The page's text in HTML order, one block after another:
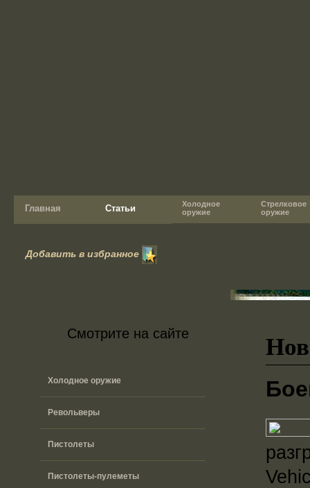
Главная Статьи
Холодное
оружие
Стрелковое
оружие
Добавить в избранное
Смотрите на сайте
Холодное оружие
Револьверы
Пистолеты
Пистолеты-пулеметы